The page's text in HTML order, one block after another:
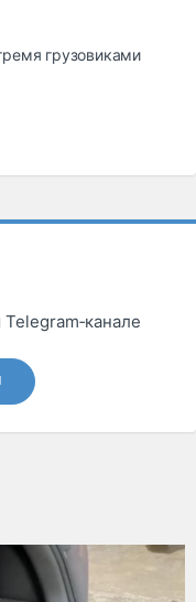
грузовиками